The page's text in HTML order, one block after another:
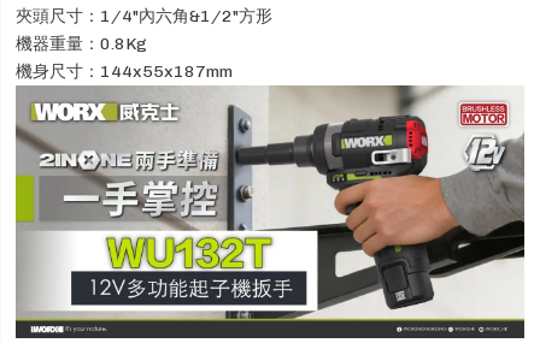
夾頭尺寸：1/4"內六角&1/2"方形
機器重量：0.8Kg
機身尺寸：144x55x187mm